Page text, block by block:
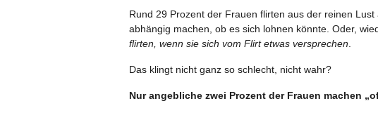
Rund 29 Prozent der Frauen flirten aus der reinen
abhängig machen, ob es sich lohnen könnte. Oder,
flirten, wenn sie sich vom Flirt etwas versprechen.
Das klingt nicht ganz so schlecht, nicht wahr?
Nur angebliche zwei Prozent der Frauen machen